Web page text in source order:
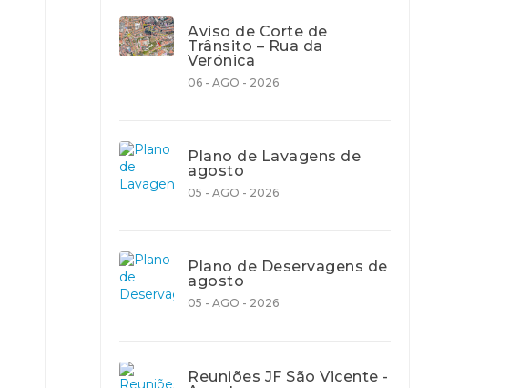
Aviso de Corte de
Trânsito – Rua da
Verónica
06 - AGO - 2026
Plano de Lavagens de
agosto
05 - AGO - 2026
Plano de Deservagens de
agosto
05 - AGO - 2026
Reuniões JF São Vicente -